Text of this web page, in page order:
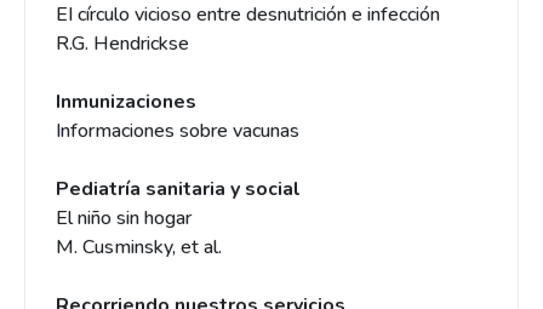
EI círculo vicioso entre desnutrición e infección
R.G. Hendrickse
Inmunizaciones
Informaciones sobre vacunas
Pediatría sanitaria y social
El niño sin hogar
M. Cusminsky, et al.